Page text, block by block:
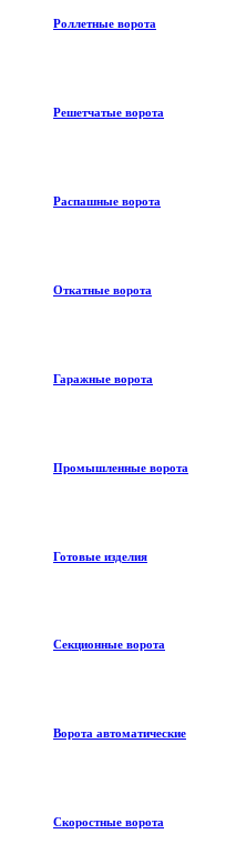
Роллетные ворота
Решетчатые ворота
Распашные ворота
Откатные ворота
Гаражные ворота
Промышленные ворота
Готовые изделия
Секционные ворота
Ворота автоматические
Скоростные ворота